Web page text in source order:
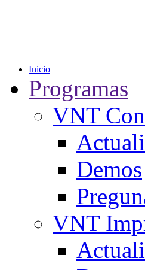
Inicio
Programas
VNT
Demos
VNT